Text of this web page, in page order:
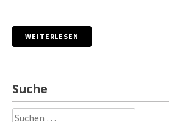
WEITERLESEN
Suche
Suchen